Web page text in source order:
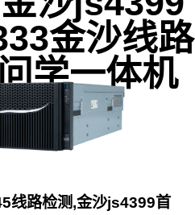
金沙线路
学一体机
线路检测,金沙js4399首